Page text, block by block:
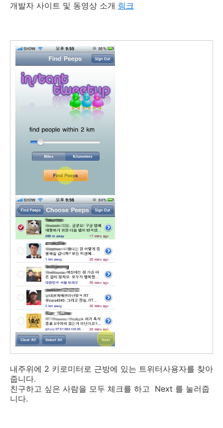
개발자 사이트 및 동영상 소개 링크
내주위에 2 키로미터로 근방에 있는 트위터사용자를 찾아
줍니다.
친구하고 싶은 사람을 모두 체크를 하고 Next 를 눌러줍
니다.